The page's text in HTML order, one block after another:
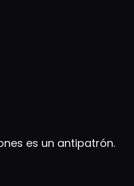
es un antipatrón.